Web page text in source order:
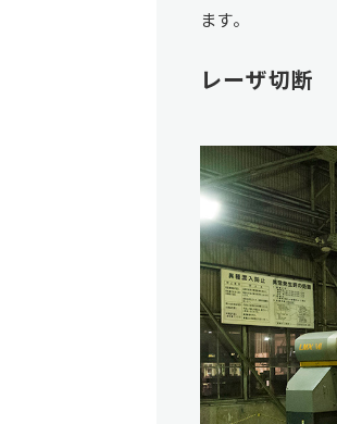
ます。
レーザ切断